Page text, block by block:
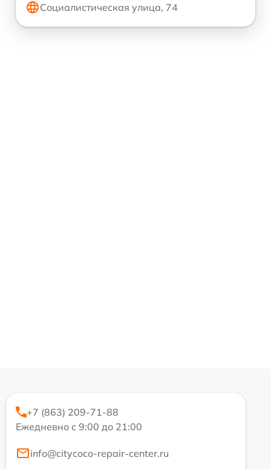
Социалистическая улица, 74
+7 (863) 209-71-88
Ежедневно с 9:00 до 21:00
info@citycoco-repair-center.ru